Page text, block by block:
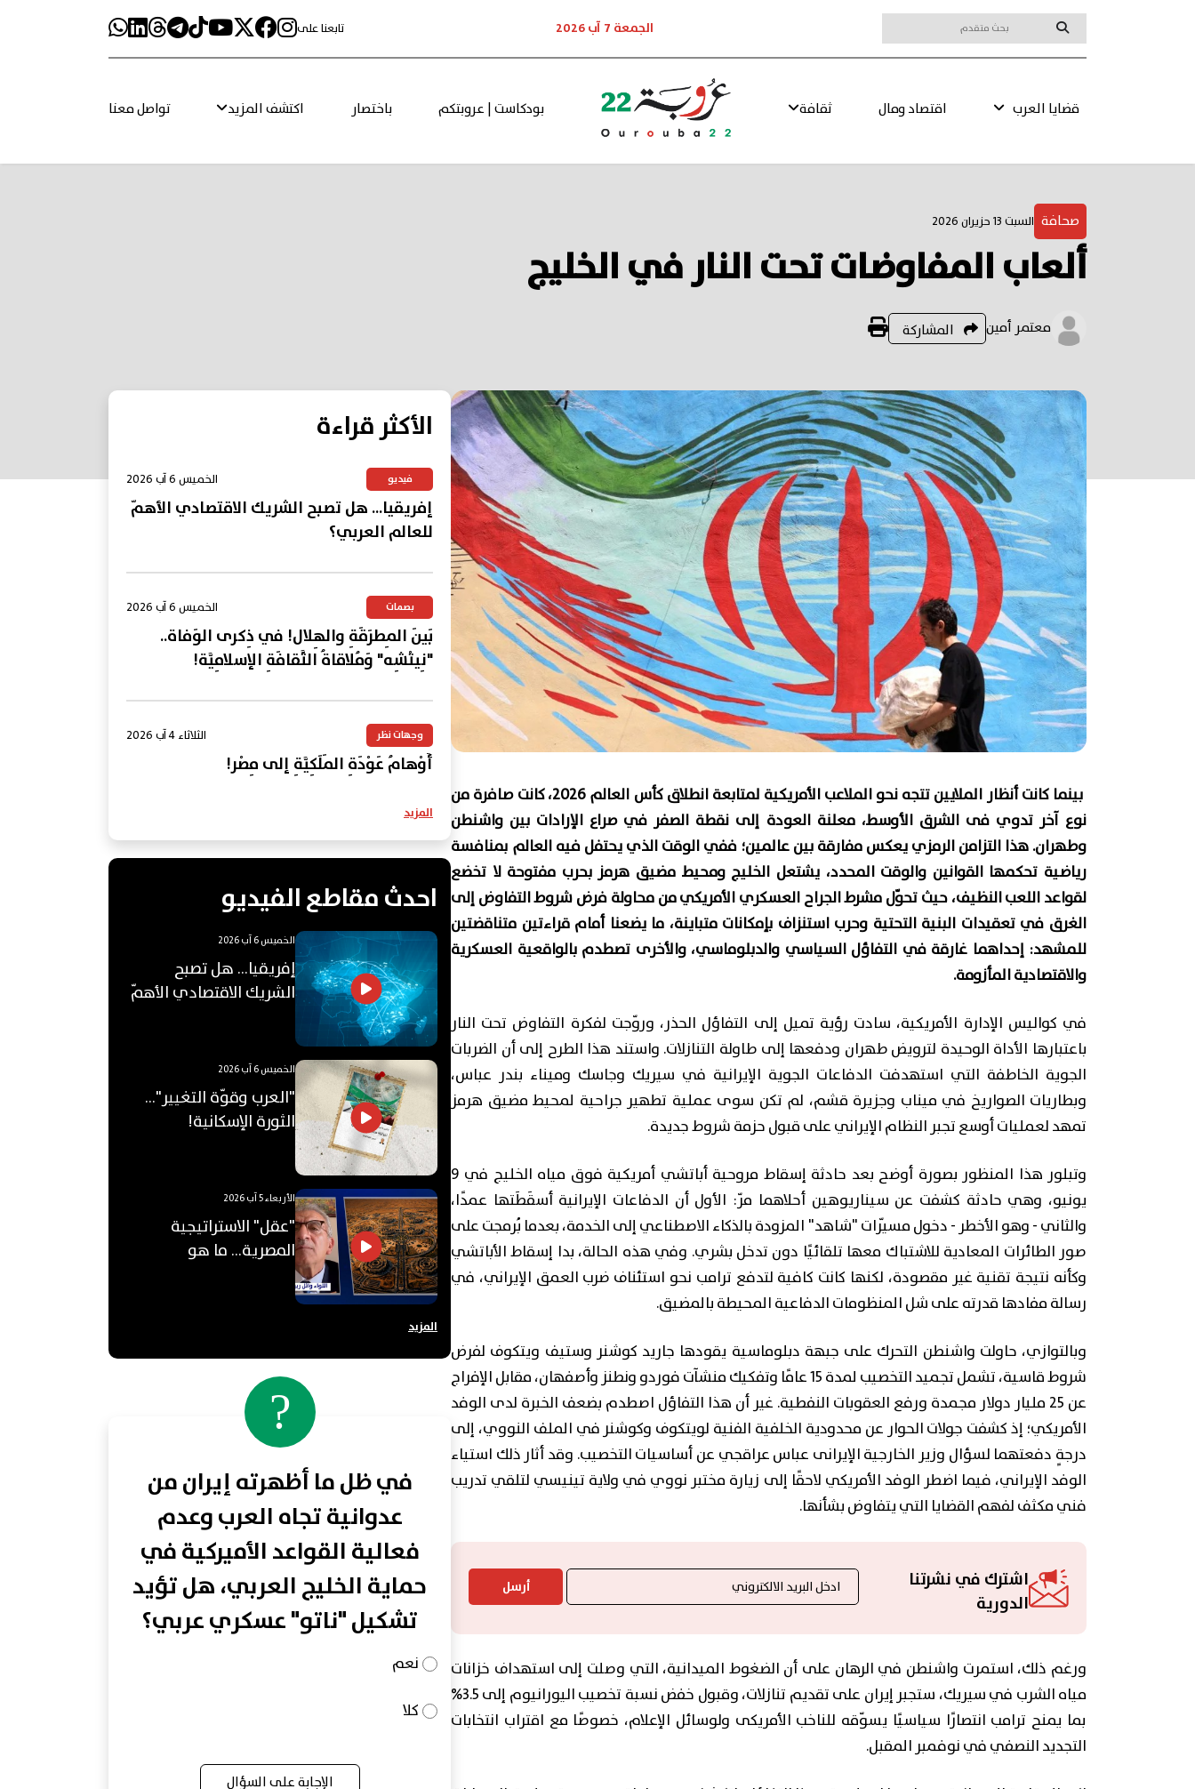
الجمعة 7 آب 2026 تابعنا على
قضايا العرب اقتصاد ومال ثقافة بودكاست | عروبتكم باختصار اكتشف المزيد تواصل معنا
صحافة السبت 13 حزيران 2026
ألعاب المفاوضات تحت النار في الخليج
معتمر أمين المشاركة
بينما كانت أنظار الملايين تتجه نحو الملاعب الأمريكية لمتابعة انطلاق كأس العالم 2026، كانت صافرة من
نوع آخر تدوي فى الشرق الأوسط، معلنة العودة إلى نقطة الصفر في صراع الإرادات بين واشنطن
وطهران. هذا التزامن الرمزي يعكس مفارقة بين عالمين؛ ففي الوقت الذي يحتفل فيه العالم بمنافسة
رياضية تحكمها القوانين والوقت المحدد، يشتعل الخليج ومحيط مضيق هرمز بحرب مفتوحة لا تخضع
لقواعد اللعب النظيف، حيث تحوّل مشرط الجراح العسكري الأمريكي من محاولة فرض شروط التفاوض إلى
الغرق في تعقيدات البنية التحتية وحرب استنزاف بإمكانات متباينة، ما يضعنا أمام قراءتين متناقضتين
للمشهد: إحداهما غارقة في التفاؤل السياسي والدبلوماسي، والأخرى تصطدم بالواقعية العسكرية
والاقتصادية المأزومة.
في كواليس الإدارة الأمريكية، سادت رؤية تميل إلى التفاؤل الحذر، وروّجت لفكرة التفاوض تحت النار
باعتبارها الأداة الوحيدة لترويض طهران ودفعها إلى طاولة التنازلات. واستند هذا الطرح إلى أن الضربات
الجوية الخاطفة التي استهدفت الدفاعات الجوية الإيرانية في سيريك وجاسك وميناء بندر عباس،
وبطاريات الصواريخ في ميناب وجزيرة قشم، لم تكن سوى عملية تطهير جراحية لمحيط مضيق هرمز
تمهد لعمليات أوسع تجبر النظام الإيراني على قبول حزمة شروط جديدة.
وتبلور هذا المنظور بصورة أوضح بعد حادثة إسقاط مروحية أباتشي أمريكية فوق مياه الخليج في 9
يونيو، وهي حادثة كشفت عن سيناريوهين أحلاهما مرّ: الأول أن الدفاعات الإيرانية أسقَطَتها عمدًا،
والثاني - وهو الأخطر - دخول مسيّرات "شاهد" المزودة بالذكاء الاصطناعي إلى الخدمة، بعدما بُرمجت على
صور الطائرات المعادية للاشتباك معها تلقائيًا دون تدخل بشري. وفي هذه الحالة، بدا إسقاط الأباتشي
وكأنه نتيجة تقنية غير مقصودة، لكنها كانت كافية لتدفع ترامب نحو استئناف ضرب العمق الإيراني، في
رسالة مفادها قدرته على شل المنظومات الدفاعية المحيطة بالمضيق.
وبالتوازي، حاولت واشنطن التحرك على جبهة دبلوماسية يقودها جاريد كوشنر وستيف ويتكوف لفرض
شروط قاسية، تشمل تجميد التخصيب لمدة 15 عامًا وتفكيك منشآت فوردو ونطنز وأصفهان، مقابل الإفراج
عن 25 مليار دولار مجمدة ورفع العقوبات النفطية. غير أن هذا التفاؤل اصطدم بضعف الخبرة لدى الوفد
الأمريكي؛ إذ كشفت جولات الحوار عن محدودية الخلفية الفنية لويتكوف وكوشنر في الملف النووي، إلى
درجةٍ دفعتهما لسؤال وزير الخارجية الإيرانى عباس عراقجي عن أساسيات التخصيب. وقد أثار ذلك استياء
الوفد الإيراني، فيما اضطر الوفد الأمريكي لاحقًا إلى زيارة مختبر نووي في ولاية تينيسي لتلقي تدريب
فني مكثف لفهم القضايا التي يتفاوض بشأنها.
اشترك في نشرتنا
الدورية
أرسل
ورغم ذلك، استمرت واشنطن في الرهان على أن الضغوط الميدانية، التي وصلت إلى استهداف خزانات
مياه الشرب في سيريك، ستجبر إيران على تقديم تنازلات، وقبول خفض نسبة تخصيب اليورانيوم إلى 3.5%
بما يمنح ترامب انتصارًا سياسيًا يسوّقه للناخب الأمريكى ولوسائل الإعلام، خصوصًا مع اقتراب انتخابات
التجديد النصفي في نوفمبر المقبل.
الأكثر قراءة
فيديو الخميس 6 آب 2026
إفريقيا... هل تصبح الشريك الاقتصادي الأهمّ
للعالم العربي؟
بصمات الخميس 6 آب 2026
بَينَ المِطرَقَةِ والهِلال! في ذِكرى الوَفاة..
"نِيتْشِه" وَمُلاقاةُ الثَّقافَةِ الإسلامِيَّة!
وجهات نظر الثلاثاء 4 آب 2026
أَوْهامُ عَوْدَةِ المَلَكِيَّةِ إلى مِصْر!
المزيد
احدث مقاطع الفيديو
الخميس 6 آب 2026
إفريقيا... هل تصبح
الشريك الاقتصادي الأهمّ
الخميس 6 آب 2026
"العرب وقوّة التغيير"...
الثورة الإسكانية!
الأربعاء 5 آب 2026
"عقل" الاستراتيجية
المصرية... ما هو
"الأوكتاغون"؟
المزيد
?
في ظل ما أظهرته إيران من
عدوانية تجاه العرب وعدم
فعالية القواعد الأميركية في
حماية الخليج العربي، هل تؤيد
تشكيل "ناتو" عسكري عربي؟
نعم
كلا
الإجابة على السؤال